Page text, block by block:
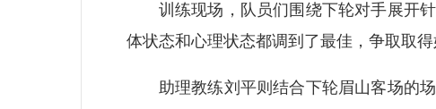
训练现场，队员们围绕下轮对手展开针
体状态和心理状态都调到了最佳，争取取得
助理教练刘平则结合下轮眉山客场的场